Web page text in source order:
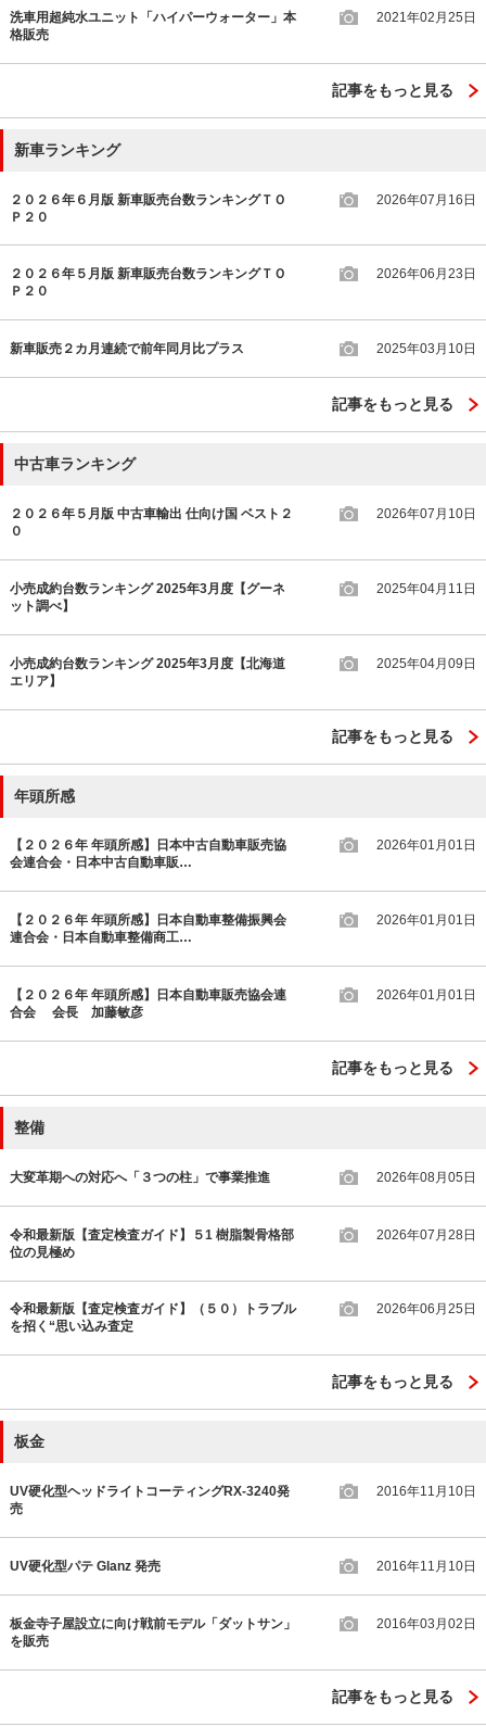
洗車用超純水ユニット「ハイパーウォーター」本
格販売
2021年02月25日
記事をもっと見る
新車ランキング
２０２６年６月版 新車販売台数ランキングＴＯ
Ｐ２０
2026年07月16日
２０２６年５月版 新車販売台数ランキングＴＯ
Ｐ２０
2026年06月23日
新車販売２カ月連続で前年同月比プラス 2025年03月10日
記事をもっと見る
中古車ランキング
２０２６年５月版 中古車輸出 仕向け国 ベスト２
０
2026年07月10日
小売成約台数ランキング 2025年3月度【グーネ
ット調べ】
2025年04月11日
小売成約台数ランキング 2025年3月度【北海道
エリア】
2025年04月09日
記事をもっと見る
年頭所感
【２０２６年 年頭所感】日本中古自動車販売協
会連合会・日本中古自動車販…
2026年01月01日
【２０２６年 年頭所感】日本自動車整備振興会
連合会・日本自動車整備商工…
2026年01月01日
【２０２６年 年頭所感】日本自動車販売協会連
合会 会長 加藤敏彦
2026年01月01日
記事をもっと見る
整備
大変革期への対応へ「３つの柱」で事業推進 2026年08月05日
令和最新版【査定検査ガイド】５1 樹脂製骨格部
位の見極め
2026年07月28日
令和最新版【査定検査ガイド】（５０）トラブル
を招く“思い込み査定
2026年06月25日
記事をもっと見る
板金
UV硬化型ヘッドライトコーティングRX-3240発
売
2016年11月10日
UV硬化型パテ Glanz 発売 2016年11月10日
板金寺子屋設立に向け戦前モデル「ダットサン」
を販売
2016年03月02日
記事をもっと見る